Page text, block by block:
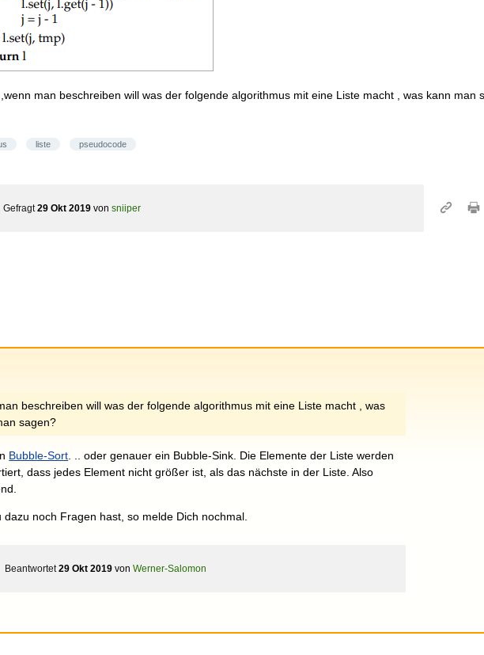
man beschreiben will was der folgende algorithmus mit eine Liste macht , was kann man
liste pseudocode
Gefragt 29 Okt 2019 von sniiper
beschreiben will was der folgende algorithmus mit eine Liste macht , was
sagen?
Bubble-Sort . .. oder genauer ein Bubble-Sink. Die Elemente der Liste werden
dass jedes Element nicht größer ist, als das nächste in der Liste. Also
dazu noch Fragen hast, so melde Dich nochmal.
Beantwortet 29 Okt 2019 vonWerner-Salomon